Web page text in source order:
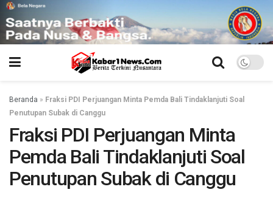
Beranda » Fraksi PDI Perjuangan Minta Pemda Bali Tindaklanjuti Soal
Penutupan Subak di Canggu
Fraksi PDI Perjuangan Minta
Pemda Bali Tindaklanjuti Soal
Penutupan Subak di Canggu